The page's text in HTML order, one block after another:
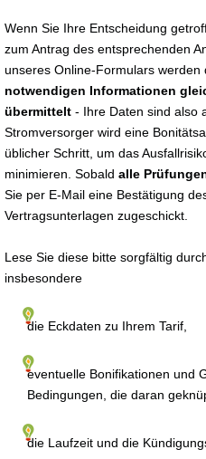
Wenn Sie Ihre Entscheidung
zum Antrag des entsprechenden
unseres Online-Formulars
notwendigen Informationen
übermittelt - Ihre Daten sind also
Stromversorger wird eine
üblicher Schritt, um das
minimieren. Sobald alle
Sie per E-Mail eine Bestätigung
Vertragsunterlagen zugeschickt.
Lese Sie diese bitte sorgfältig
insbesondere
die Eckdaten zu Ihrem Tarif,
eventuelle Bonifikationen und
Bedingungen, die daran
die Laufzeit und die